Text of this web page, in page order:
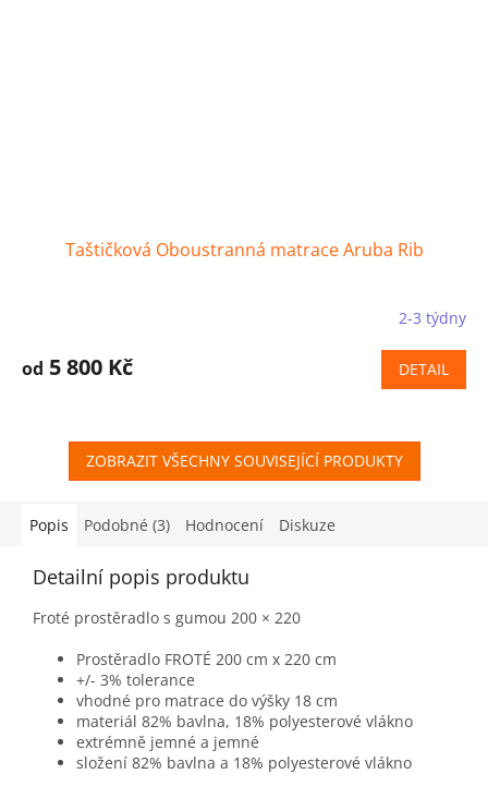
Taštičková Oboustranná matrace Aruba Rib
2-3 týdny
od 5 800 Kč DETAIL
ZOBRAZIT VŠECHNY SOUVISEJÍCÍ PRODUKTY
Popis Podobné (3) Hodnocení Diskuze
Detailní popis produktu
Froté prostěradlo s gumou 200 × 220
Prostěradlo FROTÉ 200 cm x 220 cm
+/- 3% tolerance
vhodné pro matrace do výšky 18 cm
materiál 82% bavlna, 18% polyesterové vlákno
extrémně jemné a jemné
složení 82% bavlna a 18% polyesterové vlákno